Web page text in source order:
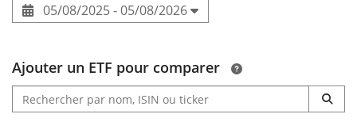
05/08/2025 - 05/08/2026
Ajouter un ETF pour comparer